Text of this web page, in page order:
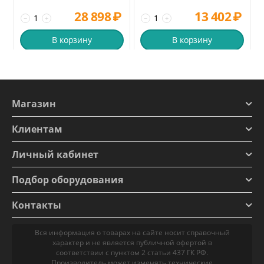
+
− 28 898₽
В корзину
+
− 13 402₽
В корзину
Магазин
Клиентам
Личный кабинет
Подбор оборудования
Контакты
Вся информация о товарах на сайте носит справочный
характер и не является публичной офертой в
соответствии с пунктом 2 статьи 437 ГК РФ.